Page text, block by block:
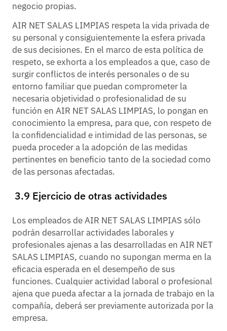
negocio propias.
AIR NET SALAS LIMPIAS respeta la vida privada de
su personal y consiguientemente la esfera privada
de sus decisiones. En el marco de esta política de
respeto, se exhorta a los empleados a que, caso de
surgir conflictos de interés personales o de su
entorno familiar que puedan comprometer la
necesaria objetividad o profesionalidad de su
función en AIR NET SALAS LIMPIAS, lo pongan en
conocimiento la empresa, para que, con respeto de
la confidencialidad e intimidad de las personas, se
pueda proceder a la adopción de las medidas
pertinentes en beneficio tanto de la sociedad como
de las personas afectadas.
3.9 Ejercicio de otras actividades
Los empleados de AIR NET SALAS LIMPIAS sólo
podrán desarrollar actividades laborales y
profesionales ajenas a las desarrolladas en AIR NET
SALAS LIMPIAS, cuando no supongan merma en la
eficacia esperada en el desempeño de sus
funciones. Cualquier actividad laboral o profesional
ajena que pueda afectar a la jornada de trabajo en la
compañía, deberá ser previamente autorizada por la
empresa.